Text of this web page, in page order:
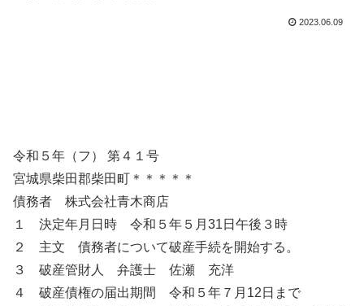
2023.06.09
令和５年（フ） 第４１号
宮城県柴田郡柴田町＊＊＊＊＊
債務者 株式会社青木商店
１ 決定年月日時 令和５年５月31日午後３時
２ 主文 債務者について破産手続を開始する。
３ 破産管財人 弁護士 佐瀬 充洋
４ 破産債権の届出期間 令和５年７月12日まで